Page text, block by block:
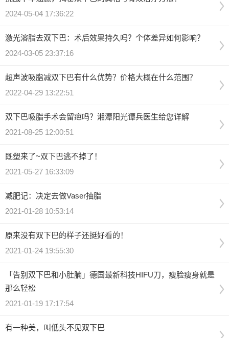
2024-05-04 17:36:22
激光溶脂去双下巴：术后效果持久吗？个体差异如何影响？
2024-03-05 23:37:16
超声波吸脂减双下巴有什么优势？价格大概在什么范围？
2022-04-29 13:22:51
双下巴吸脂手术会留疤吗？湘潭阳光谭兵医生给您详解
2021-08-25 12:00:51
既塑来了~双下巴逃不掉了！
2021-05-27 16:33:09
减肥记：决定去做Vaser抽脂
2021-01-28 10:53:14
原来没有双下巴的样子还挺好看的！
2021-01-24 19:55:30
「告别双下巴和小肚腩」德国最新科技HIFU刀，瘦脸瘦身就是
那么轻松
2021-01-19 17:17:54
有一种美，叫低头不见双下巴